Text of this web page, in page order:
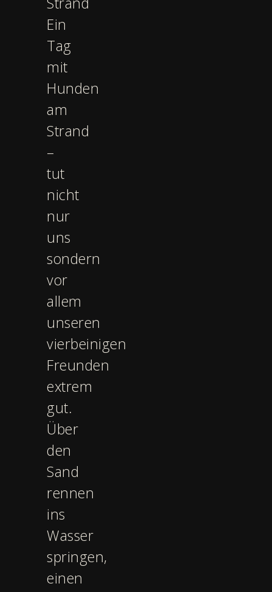
Ein
Tag
mit
Hunden
am
Strand
–
tut
nicht
nur
uns
sondern
vor
allem
unseren
vierbeinigen
Freunden
extrem
gut.
Über
den
Sand
rennen
ins
Wasser
springen,
einen